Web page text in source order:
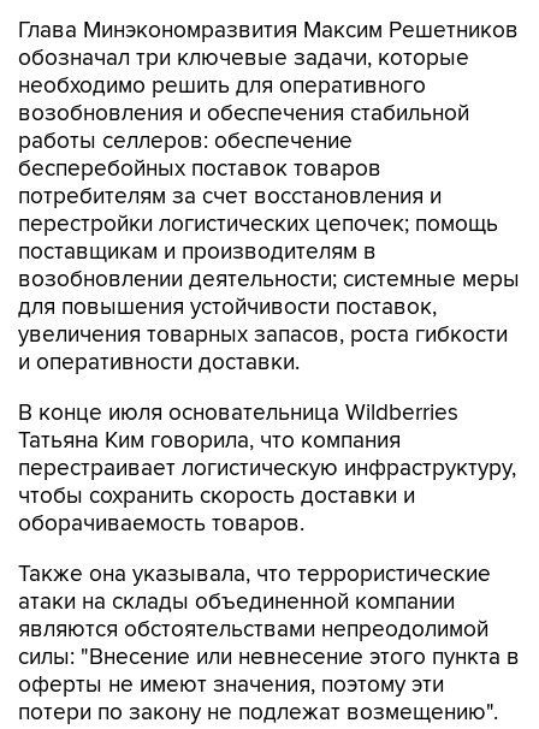
Глава Минэкономразвития Максим Решетников
обозначал три ключевые задачи, которые
необходимо решить для оперативного
возобновления и обеспечения стабильной
работы селлеров: обеспечение
бесперебойных поставок товаров
потребителям за счет восстановления и
перестройки логистических цепочек; помощь
поставщикам и производителям в
возобновлении деятельности; системные меры
для повышения устойчивости поставок,
увеличения товарных запасов, роста гибкости
и оперативности доставки.
В конце июля основательница Wildberries
Татьяна Ким говорила, что компания
перестраивает логистическую инфраструктуру,
чтобы сохранить скорость доставки и
оборачиваемость товаров.
Также она указывала, что террористические
атаки на склады объединенной компании
являются обстоятельствами непреодолимой
силы: "Внесение или невнесение этого пункта в
оферты не имеют значения, поэтому эти
потери по закону не подлежат возмещению".